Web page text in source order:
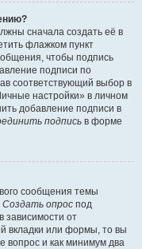
сначала создать её в
флажком пункт
чтобы подпись
подписи по
соответствующий выбор в
настройки» в личном
добавление подписи в
подпись в форме
сообщения темы
Создать опрос под
зависимости от
вкладки или формы, то вы
вопрос и как минимум два